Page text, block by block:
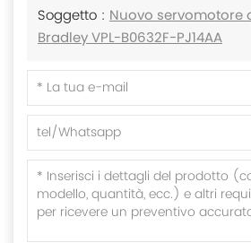
Soggetto : Nuovo servomotore
Bradley VPL-B0632F-PJ14AA